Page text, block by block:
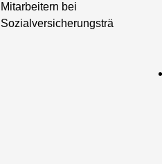
Mitarbeitern bei
Sozialversicherungsträgern.